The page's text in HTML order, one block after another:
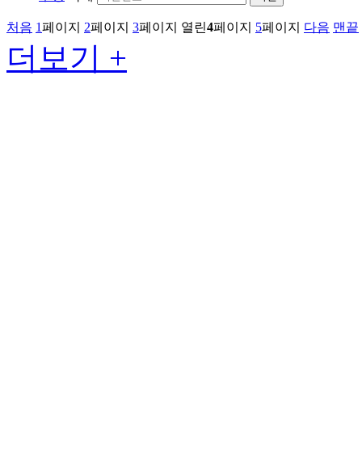
처음 1페이지 2페이지 3페이지 열린4페이지 5페이지 다음 맨끝
더보기 +